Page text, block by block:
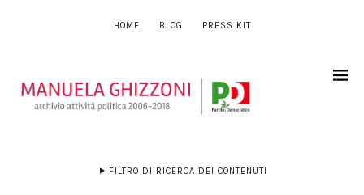
HOME BLOG PRESS KIT
FILTRO DI RICERCA DEI CONTENUTI